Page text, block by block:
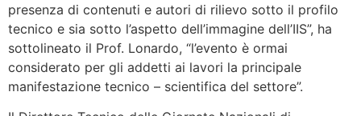
presenza di contenuti e autori di rilievo sotto il profilo
tecnico e sia sotto l’aspetto dell’immagine dell’IIS”, ha
sottolineato il Prof. Lonardo, “l’evento è ormai
considerato per gli addetti ai lavori la principale
manifestazione tecnico – scientifica del settore”.